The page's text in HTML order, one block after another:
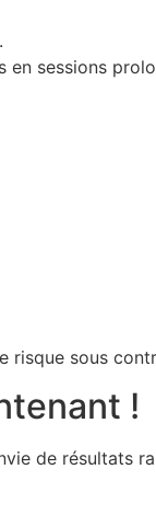
en sessions
risque sous
!
de résultats